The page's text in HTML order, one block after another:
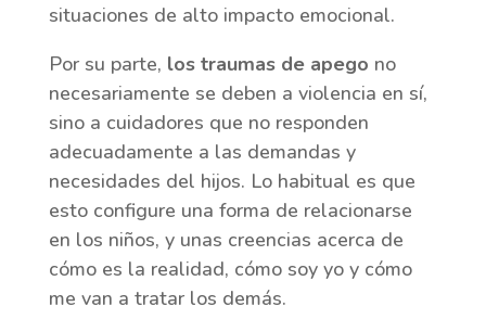
situaciones de alto impacto emocional.
Por su parte, los traumas de apego no
necesariamente se deben a violencia en sí,
sino a cuidadores que no responden
adecuadamente a las demandas y
necesidades del hijos. Lo habitual es que
esto configure una forma de relacionarse
en los niños, y unas creencias acerca de
cómo es la realidad, cómo soy yo y cómo
me van a tratar los demás.